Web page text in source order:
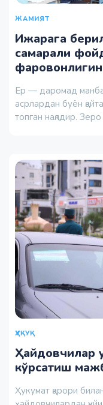
ЖАМИЯТ
Ижарага
самарали
Ер — даромад
асрлардан буён
топган нақлдир.
ҲУҚУҚ
Ҳайдовчилар
кўрсатиш
Ҳукумат қарори